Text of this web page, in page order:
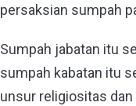
persaksian sumpah
Sumpah jabatan itu
sumpah kabatan itu
unsur religiositas